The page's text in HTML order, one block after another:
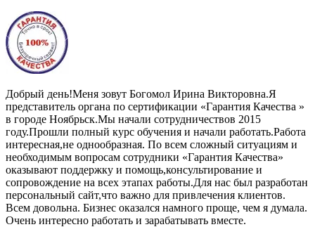
Добрый день!Меня зовут Богомол Ирина Викторовна.Я
представитель органа по сертификации «Гарантия Качества »
в городе Ноябрьск.Мы начали сотрудничествов 2015
году.Прошли полный курс обучения и начали работать.Работа
интересная,не однообразная. По всем сложный ситуациям и
необходимым вопросам сотрудники «Гарантия Качества»
оказывают поддержку и помощь,консультирование и
сопровождение на всех этапах работы.Для нас был разработан
персональный сайт,что важно для привлечения клиентов.
Всем довольна. Бизнес оказался намного проще, чем я думала.
Очень интересно работать и зарабатывать вместе.